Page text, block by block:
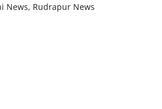
News, Rudrapur News